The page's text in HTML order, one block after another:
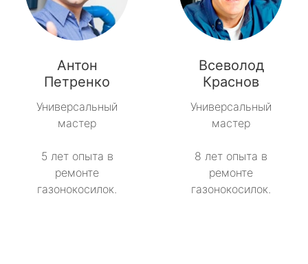
Антон
Петренко
Универсальный
мастер
5 лет опыта в
ремонте
газонокосилок.
Всеволод
Краснов
Универсальный
мастер
8 лет опыта в
ремонте
газонокосилок.